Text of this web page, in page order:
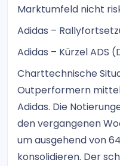
Marktumfeld nicht
Adidas –
Adidas – Kürzel ADS
Charttechnische
Outperformern
Adidas. Die
den vergangenen
um ausgehend von
konsolidieren. Der